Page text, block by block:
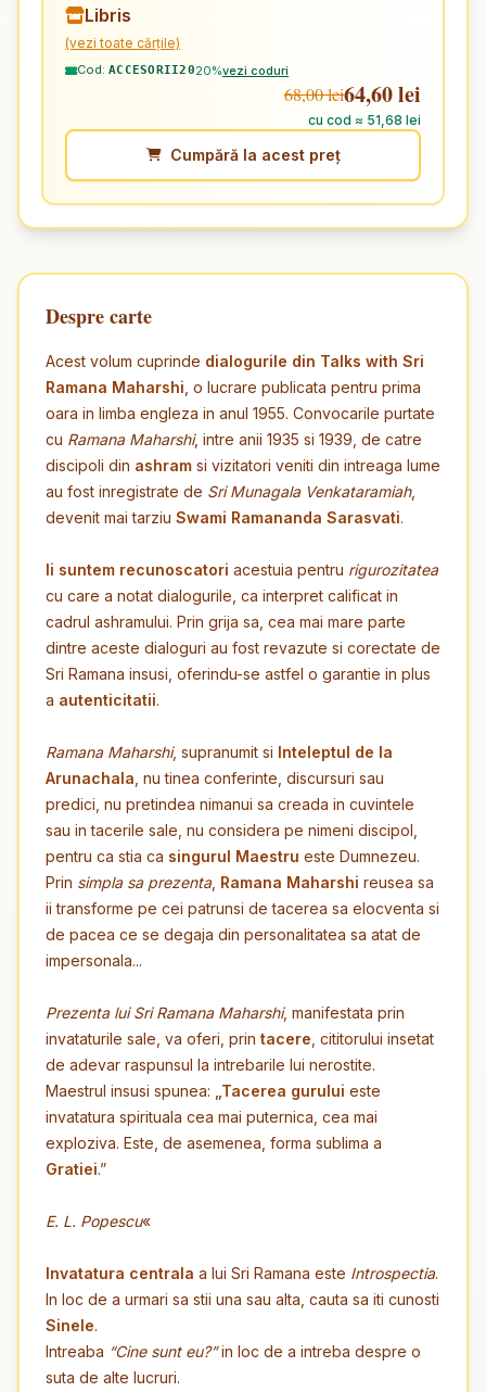
Libris
(vezi toate cărțile)
Cod: ACCESORII2020%vezi coduri
68,00 lei64,60 lei
cu cod ≈ 51,68 lei
Cumpără la acest preț
Despre carte
Acest volum cuprinde dialogurile din Talks with Sri
Ramana Maharshi , o lucrare publicata pentru prima
oara in limba engleza in anul 1955. Convocarile purtate
cu Ramana Maharshi, intre anii 1935 si 1939, de catre
discipoli din ashram si vizitatori veniti din intreaga lume
au fost inregistrate de Sri Munagala Venkataramiah,
devenit mai tarziu Swami Ramananda Sarasvati.
Ii suntem recunoscatori acestuia pentru rigurozitatea
cu care a notat dialogurile, ca interpret calificat in
cadrul ashramului. Prin grija sa, cea mai mare parte
dintre aceste dialoguri au fost revazute si corectate de
Sri Ramana insusi, oferindu-se astfel o garantie in plus
a autenticitatii.
Ramana Maharshi, supranumit si Inteleptul de la
Arunachala , nu tinea conferinte, discursuri sau
predici, nu pretindea nimanui sa creada in cuvintele
sau in tacerile sale, nu considera pe nimeni discipol,
pentru ca stia ca singurul Maestru este Dumnezeu.
Prin simpla sa prezenta, Ramana Maharshi reusea sa
ii transforme pe cei patrunsi de tacerea sa elocventa si
de pacea ce se degaja din personalitatea sa atat de
impersonala...
Prezenta lui Sri Ramana Maharshi, manifestata prin
invataturile sale, va oferi, prin tacere , cititorului insetat
de adevar raspunsul la intrebarile lui nerostite.
Maestrul insusi spunea:
„Tacerea gurului este
invatatura spirituala cea mai puternica, cea mai
exploziva. Este, de asemenea, forma sublima a
Gratiei.”
E. L. Popescu«
Invatatura centrala a lui Sri Ramana este Introspectia.
In loc de a urmari sa stii una sau alta, cauta sa iti cunosti
Sinele.
Intreaba “Cine sunt eu?”in loc de a intreba despre o
suta de alte lucruri.